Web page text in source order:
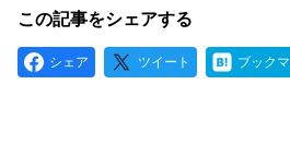
この記事をシェアする
シェア ツイート ブック